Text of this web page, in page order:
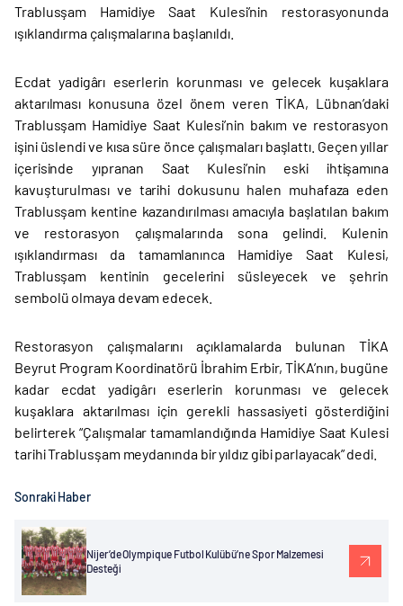
Trablusşam Hamidiye Saat Kulesi’nin restorasyonunda
ışıklandırma çalışmalarına başlanıldı.
Ecdat yadigârı eserlerin korunması ve gelecek kuşaklara
aktarılması konusuna özel önem veren TİKA, Lübnan’daki
Trablusşam Hamidiye Saat Kulesi’nin bakım ve restorasyon
işini üslendi ve kısa süre önce çalışmaları başlattı. Geçen yıllar
içerisinde yıpranan Saat Kulesi’nin eski ihtişamına
kavuşturulması ve tarihi dokusunu halen muhafaza eden
Trablusşam kentine kazandırılması amacıyla başlatılan bakım
ve restorasyon çalışmalarında sona gelindi. Kulenin
ışıklandırması da tamamlanınca Hamidiye Saat Kulesi,
Trablusşam kentinin gecelerini süsleyecek ve şehrin
sembolü olmaya devam edecek.
Restorasyon çalışmalarını açıklamalarda bulunan TİKA
Beyrut Program Koordinatörü İbrahim Erbir, TİKA’nın, bugüne
kadar ecdat yadigârı eserlerin korunması ve gelecek
kuşaklara aktarılması için gerekli hassasiyeti gösterdiğini
belirterek “Çalışmalar tamamlandığında Hamidiye Saat Kulesi
tarihi Trablusşam meydanında bir yıldız gibi parlayacak” dedi.
Sonraki Haber
Nijer’de Olympique Futbol Kulübü’ne Spor Malzemesi
Desteği